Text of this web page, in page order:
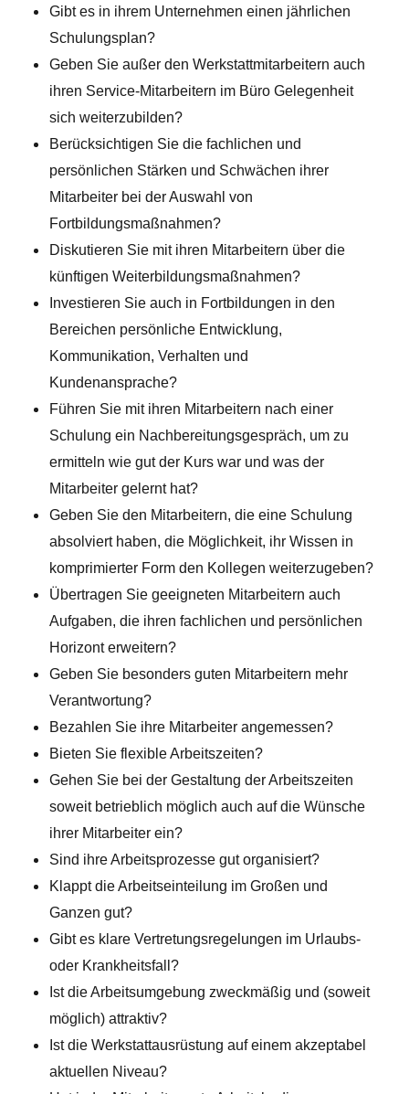
Gibt es in ihrem Unternehmen einen jährlichen
Schulungsplan?
Geben Sie außer den Werkstattmitarbeitern auch
ihren Service-Mitarbeitern im Büro Gelegenheit
sich weiterzubilden?
Berücksichtigen Sie die fachlichen und
persönlichen Stärken und Schwächen ihrer
Mitarbeiter bei der Auswahl von
Fortbildungsmaßnahmen?
Diskutieren Sie mit ihren Mitarbeitern über die
künftigen Weiterbildungsmaßnahmen?
Investieren Sie auch in Fortbildungen in den
Bereichen persönliche Entwicklung,
Kommunikation, Verhalten und
Kundenansprache?
Führen Sie mit ihren Mitarbeitern nach einer
Schulung ein Nachbereitungsgespräch, um zu
ermitteln wie gut der Kurs war und was der
Mitarbeiter gelernt hat?
Geben Sie den Mitarbeitern, die eine Schulung
absolviert haben, die Möglichkeit, ihr Wissen in
komprimierter Form den Kollegen weiterzugeben?
Übertragen Sie geeigneten Mitarbeitern auch
Aufgaben, die ihren fachlichen und persönlichen
Horizont erweitern?
Geben Sie besonders guten Mitarbeitern mehr
Verantwortung?
Bezahlen Sie ihre Mitarbeiter angemessen?
Bieten Sie flexible Arbeitszeiten?
Gehen Sie bei der Gestaltung der Arbeitszeiten
soweit betrieblich möglich auch auf die Wünsche
ihrer Mitarbeiter ein?
Sind ihre Arbeitsprozesse gut organisiert?
Klappt die Arbeitseinteilung im Großen und
Ganzen gut?
Gibt es klare Vertretungsregelungen im Urlaubs-
oder Krankheitsfall?
Ist die Arbeitsumgebung zweckmäßig und (soweit
möglich) attraktiv?
Ist die Werkstattausrüstung auf einem akzeptabel
aktuellen Niveau?